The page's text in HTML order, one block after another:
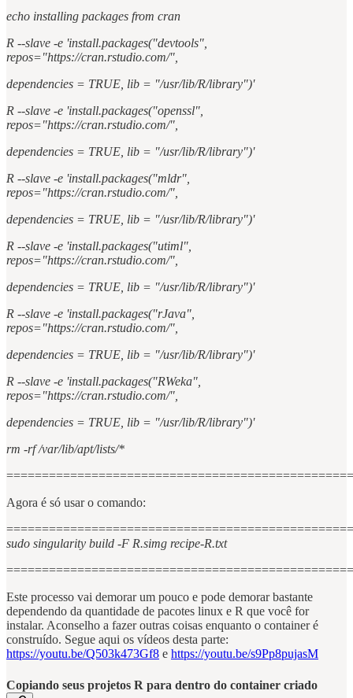
echo installing packages from cran
R --slave -e 'install.packages("devtools",
repos="https://cran.rstudio.com/",
dependencies = TRUE, lib = "/usr/lib/R/library")'
R --slave -e 'install.packages("openssl",
repos="https://cran.rstudio.com/",
dependencies = TRUE, lib = "/usr/lib/R/library")'
R --slave -e 'install.packages("mldr",
repos="https://cran.rstudio.com/",
dependencies = TRUE, lib = "/usr/lib/R/library")'
R --slave -e 'install.packages("utiml",
repos="https://cran.rstudio.com/",
dependencies = TRUE, lib = "/usr/lib/R/library")'
R --slave -e 'install.packages("rJava",
repos="https://cran.rstudio.com/",
dependencies = TRUE, lib = "/usr/lib/R/library")'
R --slave -e 'install.packages("RWeka",
repos="https://cran.rstudio.com/",
dependencies = TRUE, lib = "/usr/lib/R/library")'
rm -rf /var/lib/apt/lists/*
Agora é só usar o comando:
sudo singularity build -F R.simg recipe-R.txt
Este processo vai demorar um pouco e pode demorar bastante
dependendo da quantidade de pacotes linux e R que você for
instalar. Aconselho a fazer outras coisas enquanto o container é
construído. Segue aqui os vídeos desta parte:
https://youtu.be/Q503k473Gf8 e https://youtu.be/s9Pp8pujasM
Copiando seus projetos R para dentro do container criado